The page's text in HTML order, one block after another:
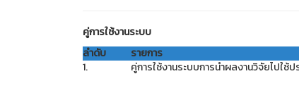
คู่การใช้งานระบบ
ลำดับ
รายการ
1.
คู่การใช้งานระบบการนำผลงานวิจัยไปใช้